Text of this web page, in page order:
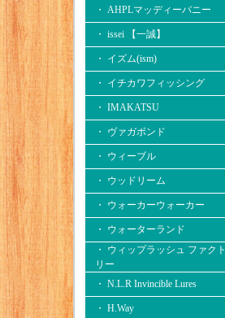
・ AHPLマッディーバニー
・ issei 【一誠】
・ イズム(ism)
・ イチカワフィッシング
・ IMAKATSU
・ ヴァガボンド
・ ウィーブル
・ ウッドリーム
・ ウォーカーウォーカー
・ ウォーターランド
・ ウィップラッシュ ファクト
リー
・ N.L.R Invincible Lures
・ H.Way